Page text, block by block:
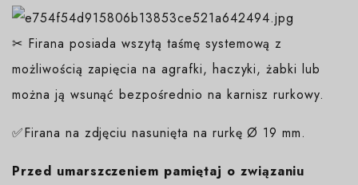
✂ Firana posiada wszytą taśmę systemową z
możliwością zapięcia na agrafki, haczyki, żabki lub
można ją wsunąć bezpośrednio na karnisz rurkowy.
✅Firana na zdjęciu nasunięta na rurkę Ø 19 mm.
Przed umarszczeniem pamiętaj o związaniu